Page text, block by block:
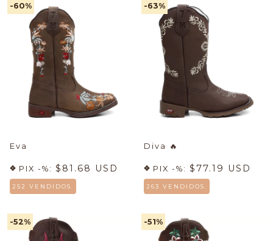
-60%
Eva
PIX -%: $81.68 USD
252 VENDIDOS.
-63%
Diva 🔥
PIX -%: $77.19 USD
263 VENDIDOS.
-52% -51%